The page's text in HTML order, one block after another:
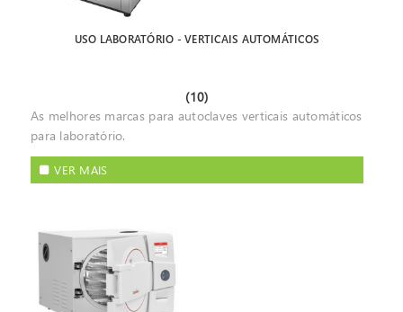
USO LABORATÓRIO - VERTICAIS AUTOMÁTICOS
(10)
As melhores marcas para autoclaves verticais automáticos
para laboratório.
VER MAIS